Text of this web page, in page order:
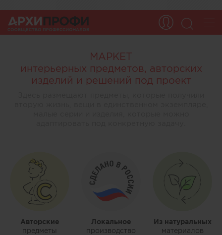
МАРКЕТ
интерьерных предметов, авторских
изделий и решений под проект
Авторские
предметы
Локальное
производство
Из натуральных
материалов